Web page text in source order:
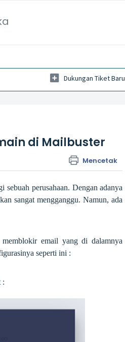
Dukungan Tiket Baru
di Mailbuster
Mencetak
sebuah perusahaan. Dengan adanya
sangat mengganggu. Namun, ada
email yang di dalamnya
seperti ini :
: